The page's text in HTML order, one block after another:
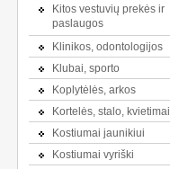
Kitos vestuvių prekės ir
paslaugos
Klinikos, odontologijos
Klubai, sporto
Koplytėlės, arkos
Kortelės, stalo, kvietimai
Kostiumai jaunikiui
Kostiumai vyriški